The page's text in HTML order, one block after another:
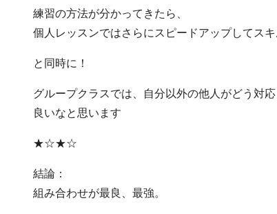
練習の方法が分かってきたら、
個人レッスンではさらにスピードアップしてス
と同時に！
グループクラスでは、自分以外の他人がどう対
良いなと思います
★☆★☆
結論：
組み合わせが最良、最強。